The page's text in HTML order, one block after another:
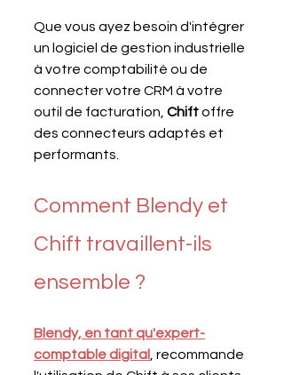
Que vous ayez besoin d'intégrer
un logiciel de gestion industrielle
à votre comptabilité ou de
connecter votre CRM à votre
outil de facturation, Chift offre
des connecteurs adaptés et
performants.
Comment Blendy et
Chift travaillent-ils
ensemble ?
Blendy, en tant qu'expert-
comptable digital
, recommande